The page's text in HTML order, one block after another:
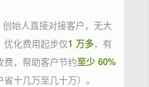
始人直接对接客户，无大
优化费用起步仅1 万多，有
费，帮助客户节约至少 60%
十几万至几十万）。